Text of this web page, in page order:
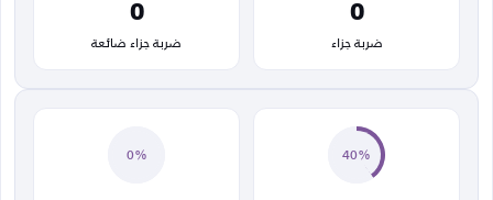
0
ضربة جزاء
0
ضربة جزاء ضائعة
40%
0%